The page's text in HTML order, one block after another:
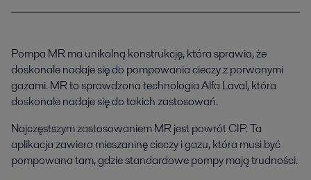
Pompa MR ma unikalną konstrukcję, która sprawia, że
doskonale nadaje się do pompowania cieczy z porwanymi
gazami. MR to sprawdzona technologia Alfa Laval, która
doskonale nadaje się do takich zastosowań.
Najczęstszym zastosowaniem MR jest powrót CIP. Ta
aplikacja zawiera mieszaninę cieczy i gazu, która musi być
pompowana tam, gdzie standardowe pompy mają trudności.